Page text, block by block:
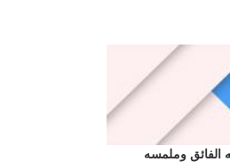
الفائق وملمسه